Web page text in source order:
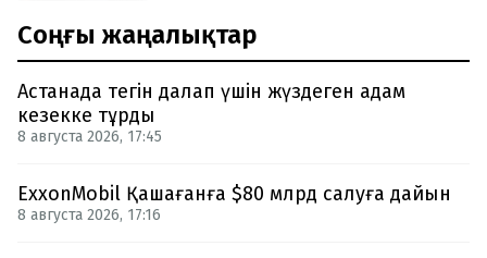
Соңғы жаңалықтар
Астанада тегін далап үшін жүздеген адам
кезекке тұрды
8 августа 2026, 17:45
ExxonMobil Қашағанға $80 млрд салуға дайын
8 августа 2026, 17:16